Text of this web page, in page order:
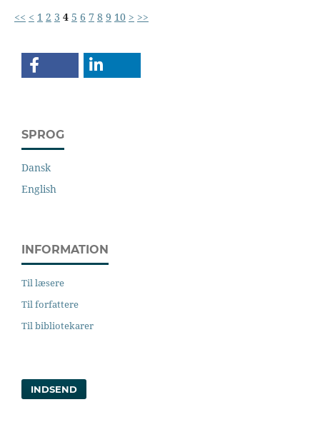
<< < 1 2 3 4 5 6 7 8 9 10 > >>
SPROG
Dansk
English
INFORMATION
Til læsere
Til forfattere
Til bibliotekarer
INDSEND